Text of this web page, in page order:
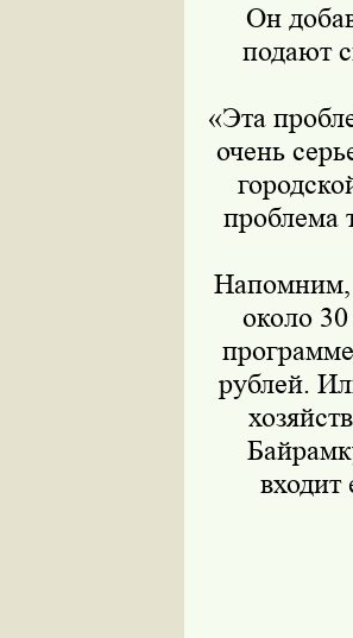
Он
подают
«Эта
очень
проблема
Напомним,
около
рублей.
входит